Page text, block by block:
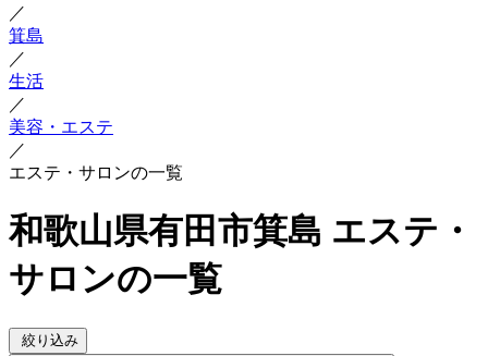
／
箕島
／
生活
／
美容・エステ
／
エステ・サロンの一覧
和歌山県有田市箕島 エステ・
サロンの一覧
絞り込み